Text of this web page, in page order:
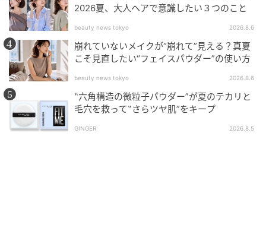
るのに、丁寧にお手入れしたような仕上がりになりま
した。
【POINT➁】もはやヘアブラシいらず!? 乾かすときま
で違いを実感
ドライヤーで髪の毛を乾かすときに指を通すと、いつ
もは引っかかりがあるのに対し、ヘッドスクラブを使
用したあとのお風呂上がりはしっとりサラサラ。指通
2026夏、大人ヘアで意識したい３つのこと
beauty news tokyo 2026.8.6
崩れていないメイクが“崩れて”見える？真夏
こそ見直したい“フェイスパウダー”の使い方
beauty news tokyo 2026.8.6
‟六角構造の微粒子パウダー”が夏のテカリと
毛穴を救って‟さらツヤ肌”をキープ
GINGER 2026.8.5